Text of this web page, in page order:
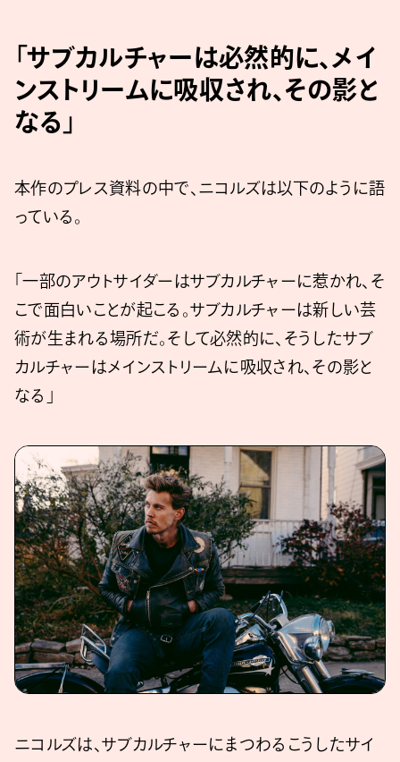
「サブカルチャーは必然的に、メイ
ンストリームに吸収され、その影と
なる」
本作のプレス資料の中で、ニコルズは以下のように語
っている。
「一部のアウトサイダーはサブカルチャーに惹かれ、そ
こで面白いことが起こる。サブカルチャーは新しい芸
術が生まれる場所だ。そして必然的に、そうしたサブ
カルチャーはメインストリームに吸収され、その影と
なる」
ニコルズは、サブカルチャーにまつわるこうしたサイ